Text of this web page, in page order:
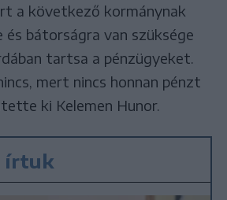
a következő kormánynak
és bátorságra van szüksége
tartsa a pénzügyeket.
mert nincs honnan pénzt
ki Kelemen Hunor.
írtuk